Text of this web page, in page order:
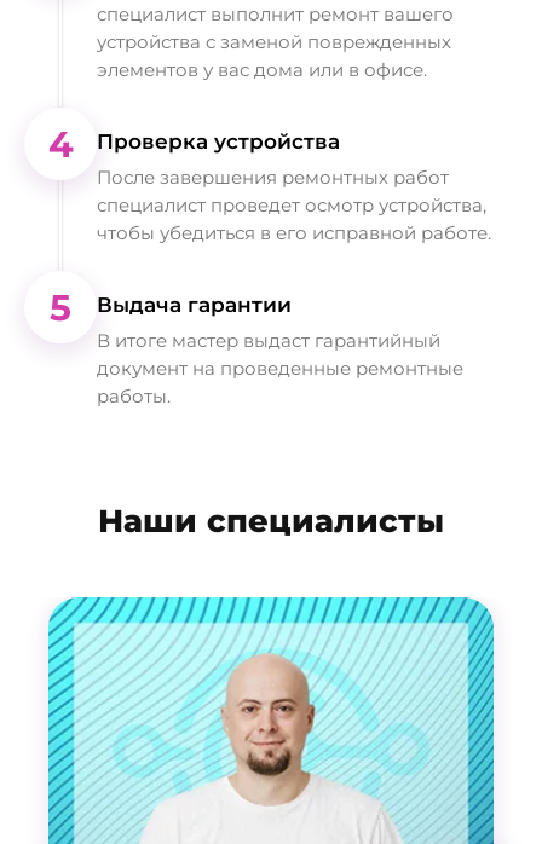
специалист выполнит ремонт вашего
устройства с заменой поврежденных
элементов у вас дома или в офисе.
4 Проверка устройства
После завершения ремонтных работ
специалист проведет осмотр устройства,
чтобы убедиться в его исправной работе.
5 Выдача гарантии
В итоге мастер выдаст гарантийный
документ на проведенные ремонтные
работы.
Наши специалисты